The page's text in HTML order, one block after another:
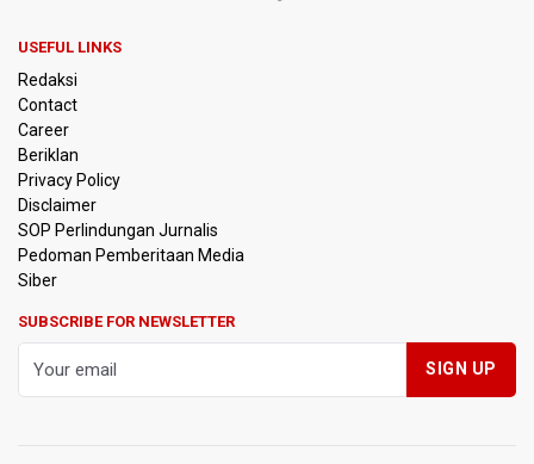
Struktur Perekonomian Nasional
Insiden Penembakan Terjadi di Festival Budaya Lembah
Kebakaran Hutan dan Lahan Terjadi di Sejumlah Wilayah
di Sumatra, Kalimantan, dan Pulau Jawa
Kebakaran Hutan dan Lahan Meluas, TNBTS Tutup
Seluruh Akses Wisata Gunung Bromo Guna Efektifkan
Lawan Thailand
Xabi Alonso Sebut Dukungan Penggemar Chelsea
USEFUL LINKS
Redaksi
Contact
Career
Beriklan
Privacy Policy
Disclaimer
SOP Perlindungan Jurnalis
Pedoman Pemberitaan Media
Siber
SUBSCRIBE FOR NEWSLETTER